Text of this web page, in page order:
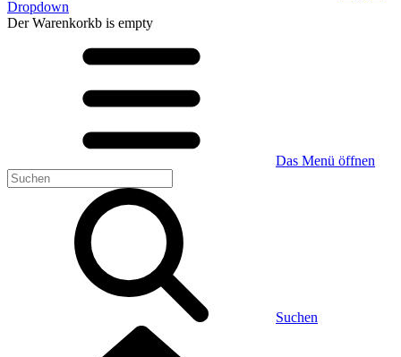
Dropdown
Der Warenkorkb is empty
Das Menü öffnen
Suchen